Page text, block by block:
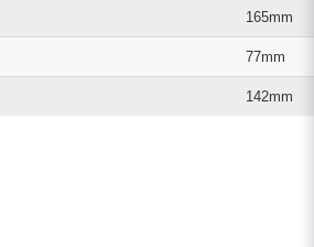
165mm
77mm
142mm